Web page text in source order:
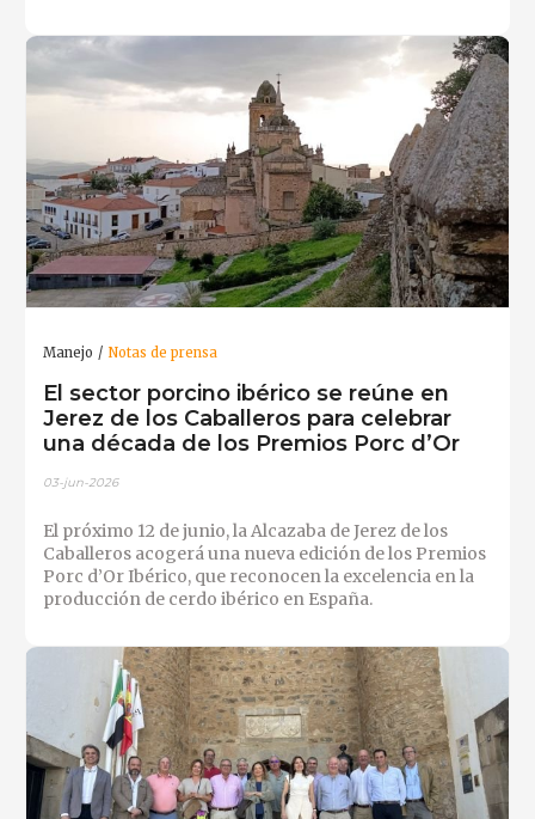
Manejo Notas de prensa
El sector porcino ibérico se reúne en
Jerez de los Caballeros para celebrar
una década de los Premios Porc d’Or
03-jun-2026
El próximo 12 de junio, la Alcazaba de Jerez de los
Caballeros acogerá una nueva edición de los Premios
Porc d’Or Ibérico, que reconocen la excelencia en la
producción de cerdo ibérico en España.